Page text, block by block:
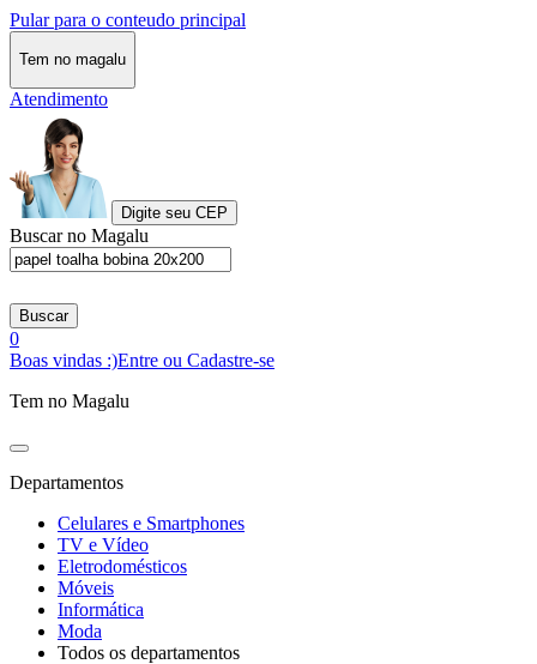
Pular para o conteudo principal
Tem no magalu
Atendimento
Digite seu CEP
Buscar no Magalu
Buscar
0
Boas vindas :)Entre ou Cadastre-se
Tem no Magalu
Departamentos
Celulares e Smartphones
TV e Vídeo
Eletrodomésticos
Móveis
Informática
Moda
Todos os departamentos